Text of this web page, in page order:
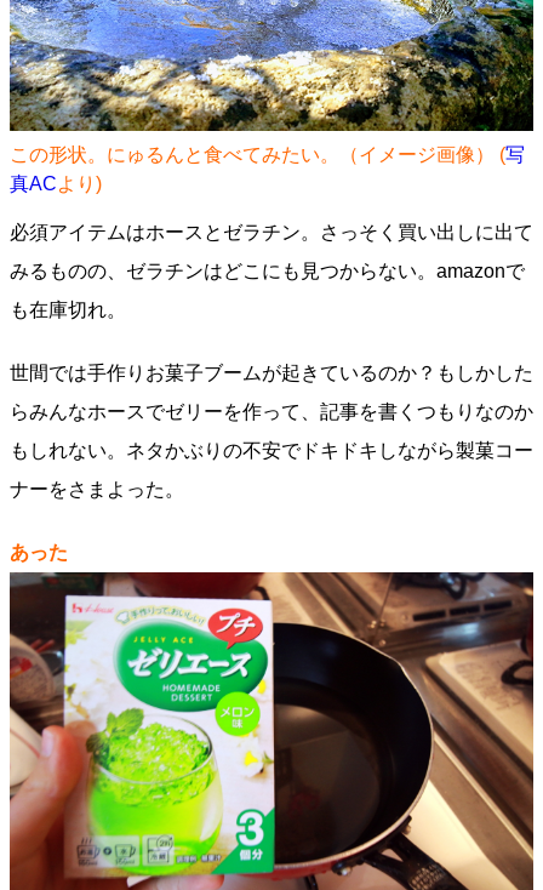
この形状。にゅるんと食べてみたい。（イメージ画像） (写
真ACより)
必須アイテムはホースとゼラチン。さっそく買い出しに出て
みるものの、ゼラチンはどこにも見つからない。amazonで
も在庫切れ。
世間では手作りお菓子ブームが起きているのか？もしかした
らみんなホースでゼリーを作って、記事を書くつもりなのか
もしれない。ネタかぶりの不安でドキドキしながら製菓コー
ナーをさまよった。
あった